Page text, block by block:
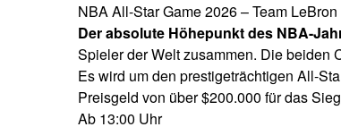
NBA All-Star Game 2026 – Team
Der absolute Höhepunkt des NBA-
Spieler der Welt zusammen. Die beiden
Es wird um den prestigeträchtigen All-
Preisgeld von über $200.000 für das
Ab 13:00 Uhr